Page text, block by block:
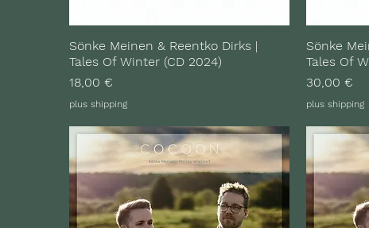
Sönke Meinen & Reentko Dirks |
Tales Of Winter (CD 2024)
Preis
18,00 €
plus shipping
Sönke
Tales Of
Preis
30,00 €
plus shipping